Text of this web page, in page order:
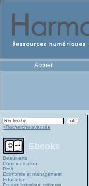
Accueil
>Recherche avancée
Ebooks
Beaux-arts
Communication
Droit
Economie et management
Education
Études littéraires, critiques